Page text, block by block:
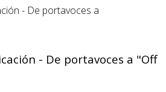
- De portavoces a "Off